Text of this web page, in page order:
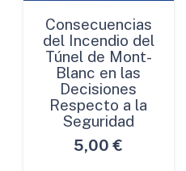
Consecuencias
del Incendio del
Túnel de Mont-
Blanc en las
Decisiones
Respecto a la
Seguridad
5,00 €